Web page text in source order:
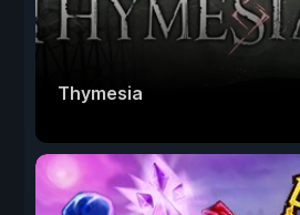
Thymesia